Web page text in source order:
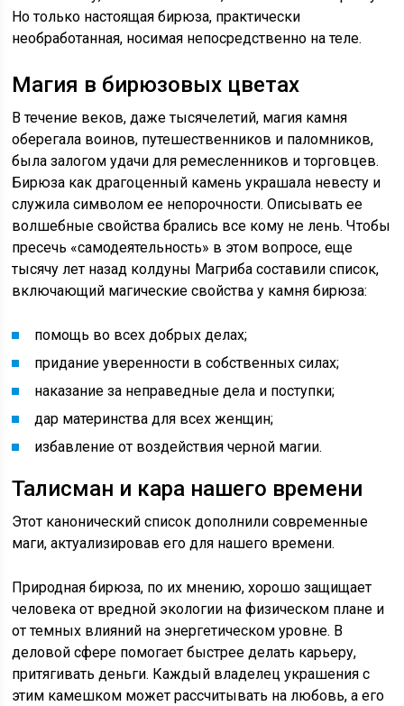
Но только настоящая бирюза, практически
необработанная, носимая непосредственно на теле.
Магия в бирюзовых цветах
В течение веков, даже тысячелетий, магия камня
оберегала воинов, путешественников и паломников,
была залогом удачи для ремесленников и торговцев.
Бирюза как драгоценный камень украшала невесту и
служила символом ее непорочности. Описывать ее
волшебные свойства брались все кому не лень. Чтобы
пресечь «самодеятельность» в этом вопросе, еще
тысячу лет назад колдуны Магриба составили список,
включающий магические свойства у камня бирюза:
помощь во всех добрых делах;
придание уверенности в собственных силах;
наказание за неправедные дела и поступки;
дар материнства для всех женщин;
избавление от воздействия черной магии.
Талисман и кара нашего времени
Этот канонический список дополнили современные
маги, актуализировав его для нашего времени.
Природная бирюза, по их мнению, хорошо защищает
человека от вредной экологии на физическом плане и
от темных влияний на энергетическом уровне. В
деловой сфере помогает быстрее делать карьеру,
притягивать деньги. Каждый владелец украшения с
этим камешком может рассчитывать на любовь, а его